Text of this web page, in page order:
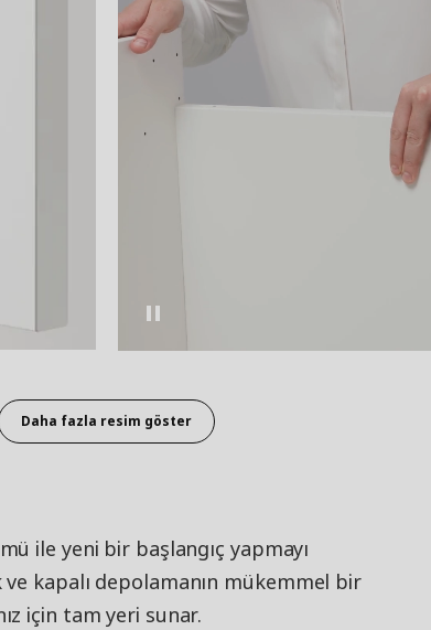
Daha fazla resim göster
ile yeni bir başlangıç yapmayı
ve kapalı depolamanın mükemmel bir
için tam yeri sunar.